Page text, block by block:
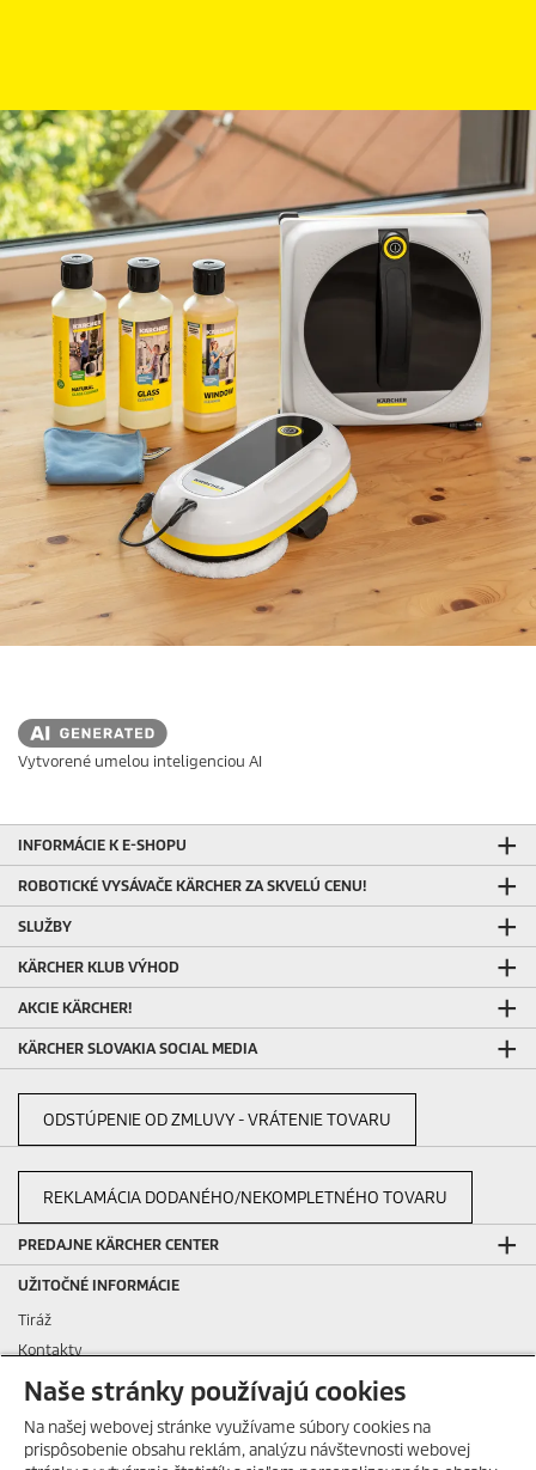
Vytvorené umelou inteligenciou AI
INFORMÁCIE K E-SHOPU
ROBOTICKÉ VYSÁVAČE KÄRCHER ZA SKVELÚ CENU!
SLUŽBY
KÄRCHER KLUB VÝHOD
AKCIE KÄRCHER!
KÄRCHER SLOVAKIA SOCIAL MEDIA
ODSTÚPENIE OD ZMLUVY - VRÁTENIE TOVARU
REKLAMÁCIA DODANÉHO/NEKOMPLETNÉHO TOVARU
PREDAJNE KÄRCHER CENTER
UŽITOČNÉ INFORMÁCIE
Tiráž
Kontakty
Podávanie oznámení
Všeobecné podmienky nájmu
Naše stránky používajú cookies
Na našej webovej stránke využívame súbory cookies na
prispôsobenie obsahu reklám, analýzu návštevnosti webovej